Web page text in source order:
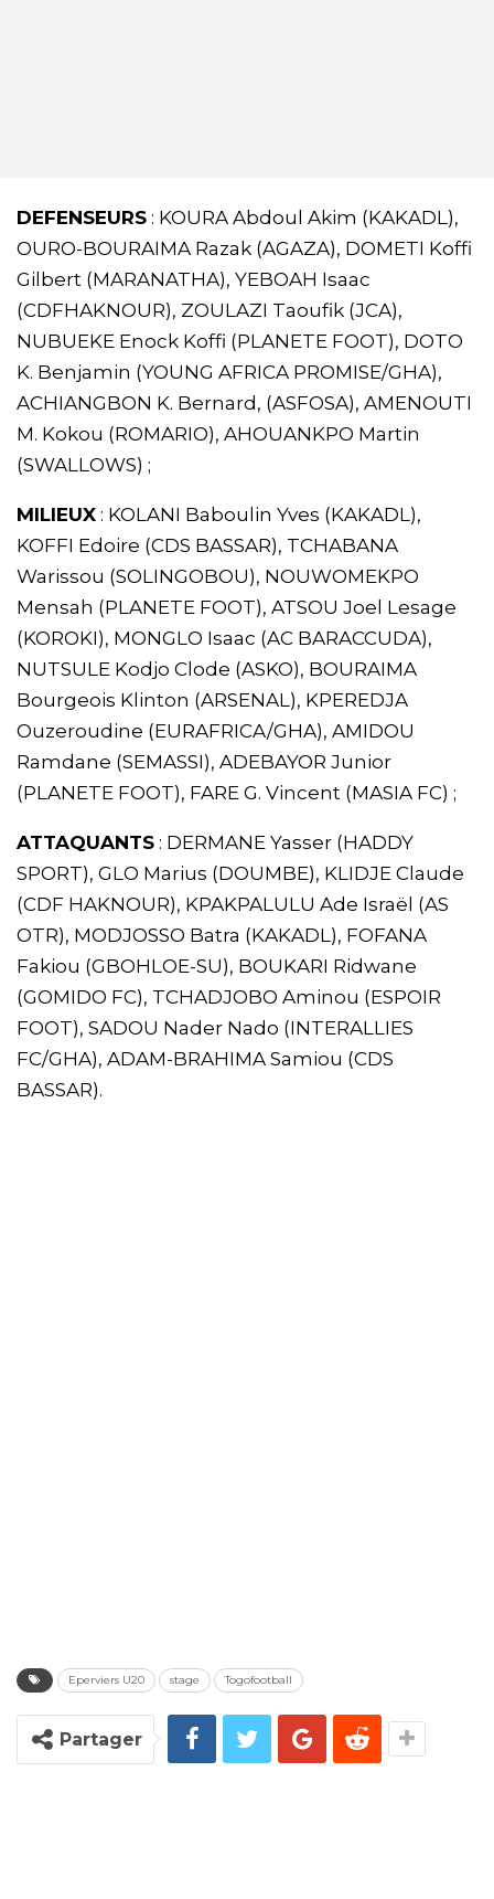
DEFENSEURS : KOURA Abdoul Akim (KAKADL),
OURO-BOURAIMA Razak (AGAZA), DOMETI Koffi
Gilbert (MARANATHA), YEBOAH Isaac
(CDFHAKNOUR), ZOULAZI Taoufik (JCA),
NUBUEKE Enock Koffi (PLANETE FOOT), DOTO
K. Benjamin (YOUNG AFRICA PROMISE/GHA),
ACHIANGBON K. Bernard, (ASFOSA), AMENOUTI
M. Kokou (ROMARIO), AHOUANKPO Martin
(SWALLOWS) ;
MILIEUX : KOLANI Baboulin Yves (KAKADL),
KOFFI Edoire (CDS BASSAR), TCHABANA
Warissou (SOLINGOBOU), NOUWOMEKPO
Mensah (PLANETE FOOT), ATSOU Joel Lesage
(KOROKI), MONGLO Isaac (AC BARACCUDA),
NUTSULE Kodjo Clode (ASKO), BOURAIMA
Bourgeois Klinton (ARSENAL), KPEREDJA
Ouzeroudine (EURAFRICA/GHA), AMIDOU
Ramdane (SEMASSI), ADEBAYOR Junior
(PLANETE FOOT), FARE G. Vincent (MASIA FC) ;
ATTAQUANTS : DERMANE Yasser (HADDY
SPORT), GLO Marius (DOUMBE), KLIDJE Claude
(CDF HAKNOUR), KPAKPALULU Ade Israël (AS
OTR), MODJOSSO Batra (KAKADL), FOFANA
Fakiou (GBOHLOE-SU), BOUKARI Ridwane
(GOMIDO FC), TCHADJOBO Aminou (ESPOIR
FOOT), SADOU Nader Nado (INTERALLIES
FC/GHA), ADAM-BRAHIMA Samiou (CDS
BASSAR).
Eperviers U20 stage Togofootball
Partager